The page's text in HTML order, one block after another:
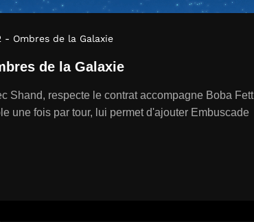
- Ombres de la Galaxie
de la Galaxie
Shand, respecte le contrat accompagne Boba Fett
une fois par tour, lui permet d'ajouter Embuscade